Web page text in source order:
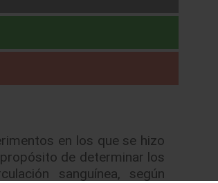
en los que se hizo
de determinar los
sanguínea, según